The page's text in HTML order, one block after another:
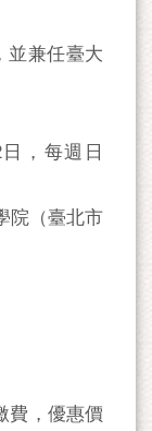
並兼任臺大
，每週日
院（臺北市
費，優惠價